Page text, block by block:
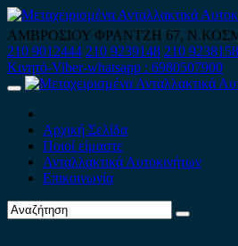
Skip
to
content
ΑΜΒΡΟΣΙΟΥ ΦΡΑΝΤΖΗ 67,
210 9012444 210 9239148 210 9238158
Κινητό-Viber-whatsapp : 6980507900
Primary
Αρχική Σελίδα
Ποιοί είμαστε
Ανταλλακτικά Αυτοκινήτων
Επικοινωνία